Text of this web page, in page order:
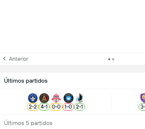
Anterior
Últimos partidos
2-2 4-1 0-0 1-0 2-1 3-
Últimos 5 partidos